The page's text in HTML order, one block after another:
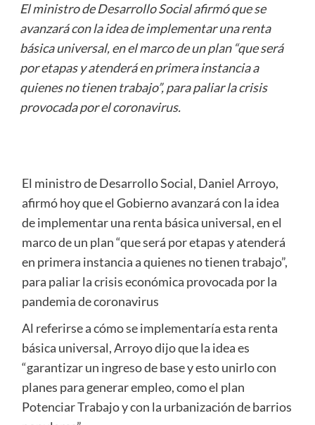
El ministro de Desarrollo Social afirmó que se
avanzará con la idea de implementar una renta
básica universal, en el marco de un plan “que será
por etapas y atenderá en primera instancia a
quienes no tienen trabajo”, para paliar la crisis
provocada por el coronavirus.
El ministro de Desarrollo Social, Daniel Arroyo,
afirmó hoy que el Gobierno avanzará con la idea
de implementar una renta básica universal, en el
marco de un plan “que será por etapas y atenderá
en primera instancia a quienes no tienen trabajo”,
para paliar la crisis económica provocada por la
pandemia de coronavirus
Al referirse a cómo se implementaría esta renta
básica universal, Arroyo dijo que la idea es
“garantizar un ingreso de base y esto unirlo con
planes para generar empleo, como el plan
Potenciar Trabajo y con la urbanización de barrios